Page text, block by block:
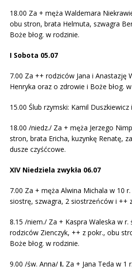
18.00 Za + męża Waldemara
obu stron, brata Helmuta, szwagra
Boże błog. w rodzinie.
I Sobota 05.07
7.00 Za ++ rodziców Jana i Anastazję
Henryka oraz o zdrowie i Boże błog.
15.00 Ślub rzymski: Kamil Duszkiewicz
18.00 /niedz./ Za + męża Jerzego
stron, brata Ericha, kuzynkę Renatę,
dusze czyśćcowe.
XIV Niedziela zwykła 06.07
7.00 Za + męża Alwina Michala w 10
siostrę, szwagra, 2 siostrzeńców i ++
8.15 /niem./ Za + Kaspra Waleska w r.
rodziców Zienczyk, ++ z pokr., obu
Boże błog. w rodzinie.
9.00 /św. Anna/ I. Za + Jana Teda w 1